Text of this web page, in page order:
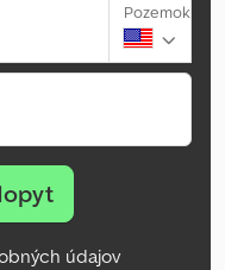
Pozemok
údajov